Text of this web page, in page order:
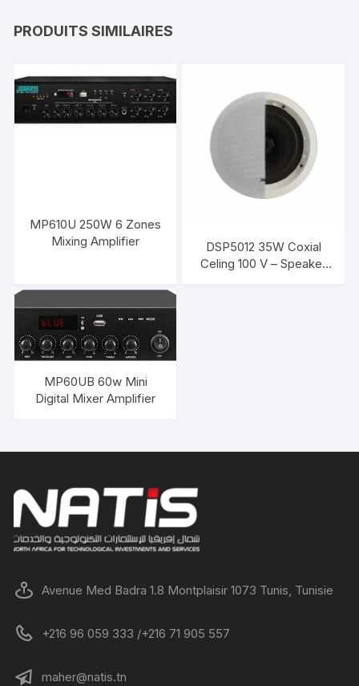
PRODUITS SIMILAIRES
MP610U 250W 6 Zones
Mixing Amplifier
DSP5012 35W Coxial
Celing 100 V – Speaker
MP60UB 60w Mini
Digital Mixer Amplifier
Avenue Med Badra 1.8 Montplaisir 1073 Tunis, Tunisie
+216 96 059 333 /+216 71 905 557
maher@natis.tn